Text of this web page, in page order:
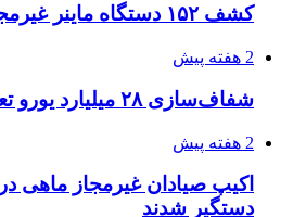
کشف ۱۵۲ دستگاه ماینر غیرمجاز در لرستان
2 هفته پیش
شفاف‌سازی ۲۸ میلیارد یورو تعهدات ارزی
2 هفته پیش
اکیپ صیادان غیرمجاز ماهی
دستگیر شدند